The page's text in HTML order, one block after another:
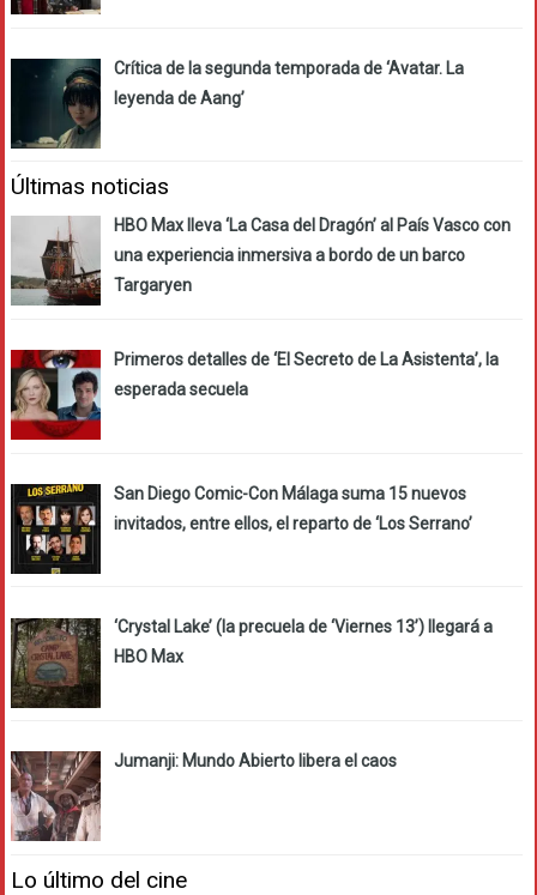
Crítica de la segunda temporada de ‘Avatar. La
leyenda de Aang’
Últimas noticias
HBO Max lleva ‘La Casa del Dragón’ al País Vasco con
una experiencia inmersiva a bordo de un barco
Targaryen
Primeros detalles de ‘El Secreto de La Asistenta’, la
esperada secuela
San Diego Comic-Con Málaga suma 15 nuevos
invitados, entre ellos, el reparto de ‘Los Serrano’
‘Crystal Lake’ (la precuela de ‘Viernes 13’) llegará a
HBO Max
Jumanji: Mundo Abierto libera el caos
Lo último del cine